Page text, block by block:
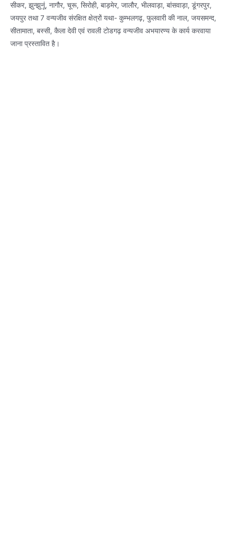
सीकर, झुन्झुनूं, नागौर, चूरू, सिरोही, बाड़मेर, जालौर, भीलवाड़ा, बांसवाड़ा, डूंगरपुर,
जयपुर तथा 7 वन्यजीव संरक्षित क्षेत्रों यथा- कुम्भलगढ़, फुलवारी की नाल, जयसमन्द,
सीतामाता, बस्सी, कैला देवी एवं रावली टोडगढ़ वन्यजीव अभयारण्य के कार्य करवाया
जाना प्रस्तावित है।